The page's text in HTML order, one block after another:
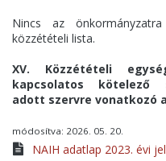
Nincs az
közzétételi lista.
XV. Közzétételi
kapcsolatos kötelező
adott szervre vonatkozó
módosítva: 2026. 05. 20.
NAIH adatlap 2023. évi